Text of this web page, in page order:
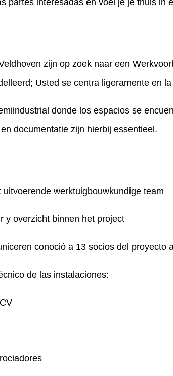
partes interesadas en voel je je thuis
zijn op zoek naar een
Usted se centra ligeramente en
donde los espacios se
documentatie zijn hierbij essentieel.
werktuigbouwkundige team
y overzicht binnen het project
conoció a 13 socios del proyecto
de las instalaciones: